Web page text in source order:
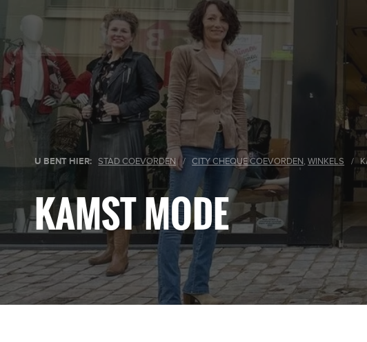
U BENT HIER: STAD COEVORDEN / CITY CHEQUE COEVORDEN,WINKELS /
KAMST MODE